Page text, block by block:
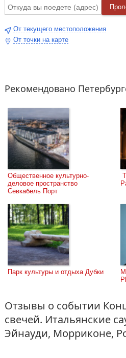
От текущего местоположения
От точки на карте
Рекомендовано
Общественное культурно-
деловое пространство
Севкабель Порт
Парк культуры и отдыха Дубки
Отзывы о событии
свечей. Итальянские
Эйнауди, Морриконе,